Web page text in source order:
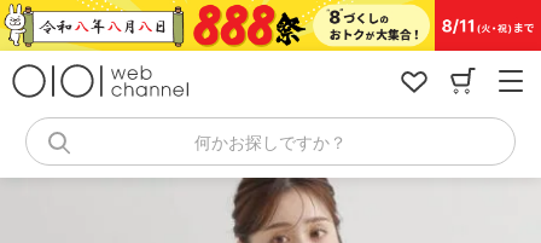
コ
ン
キ
何かお探しですか？